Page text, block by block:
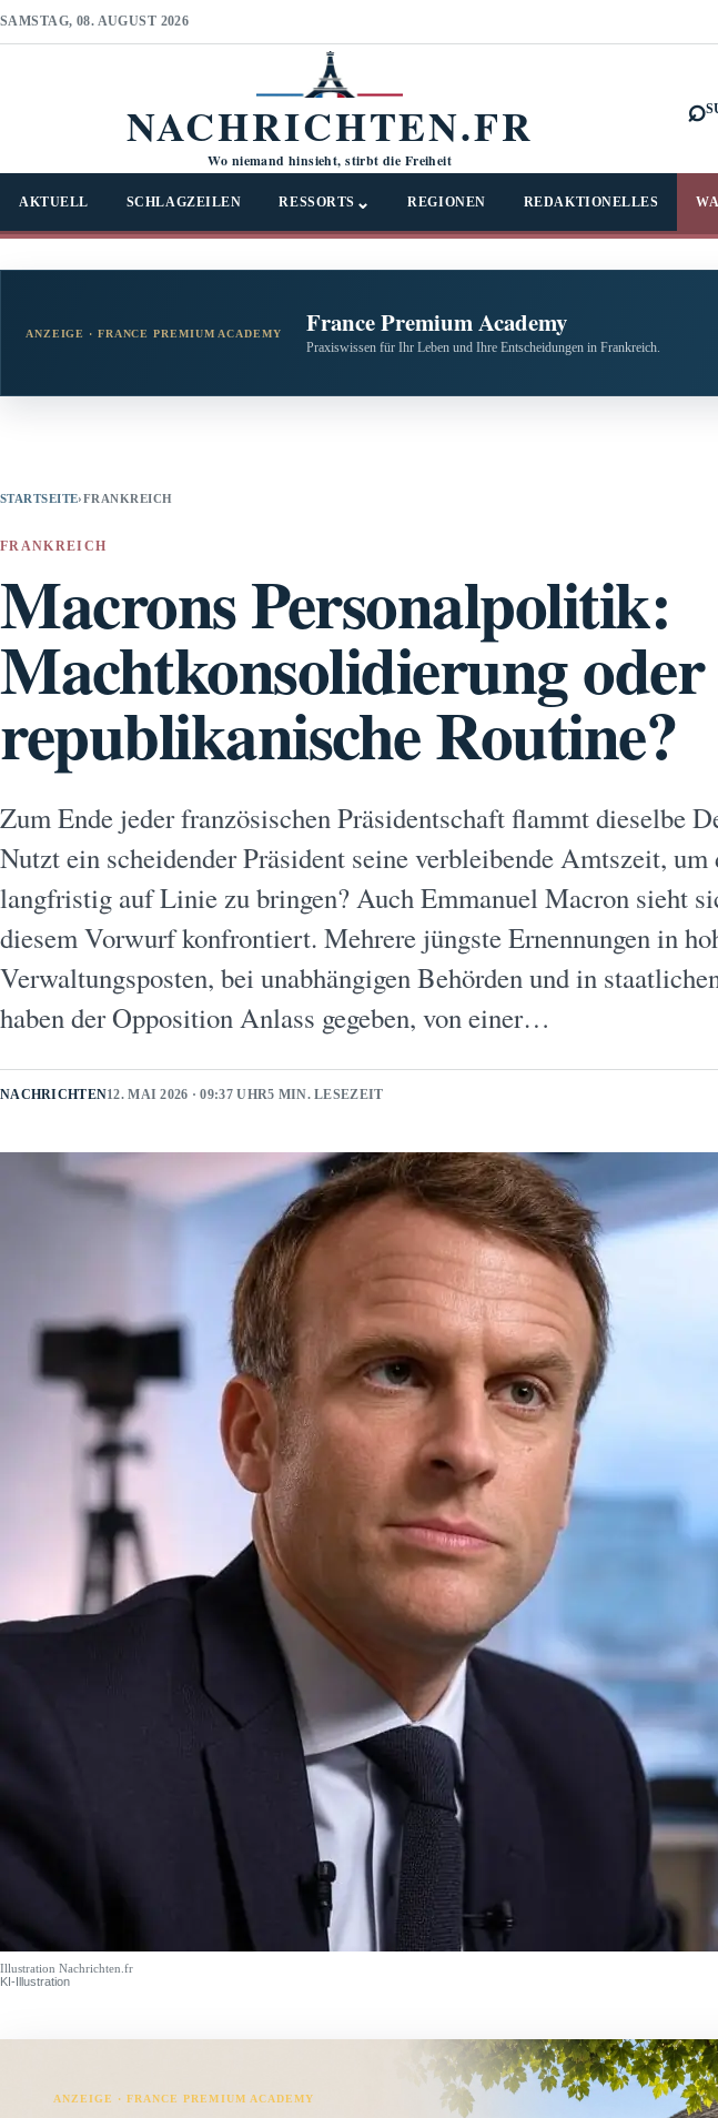
SAMSTAG, 08. AUGUST 2026
NACHRICHTEN.FR
Wo niemand hinsieht, stirbt die Freiheit
⌕
AKTUELL SCHLAGZEILEN RESSORTS ⌄ REGIONEN REDAKTIONELLES
ANZEIGE · FRANCE PREMIUM ACADEMY France Premium Academy
Praxiswissen für Ihr Leben und Ihre Entscheidungen in Frankreich.
STARTSEITE›FRANKREICH
FRANKREICH
Macrons Personalpolitik:
Machtkonsolidierung oder
republikanische Routine?
Zum Ende jeder französischen Präsidentschaft flammt dieselbe
Nutzt ein scheidender Präsident seine verbleibende Amtszeit, um
langfristig auf Linie zu bringen? Auch Emmanuel Macron sieht
diesem Vorwurf konfrontiert. Mehrere jüngste Ernennungen in
Verwaltungsposten, bei unabhängigen Behörden und in
haben der Opposition Anlass gegeben, von einer…
NACHRICHTEN12. MAI 2026 · 09:37 UHR5 MIN. LESEZEIT
Illustration Nachrichten.fr
KI-Illustration
ANZEIGE · FRANCE PREMIUM ACADEMY